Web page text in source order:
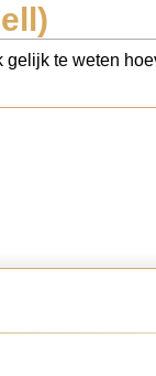
te weten